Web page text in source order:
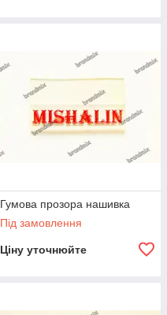
Гумова прозора нашивка
Під замовлення
Ціну уточнюйте